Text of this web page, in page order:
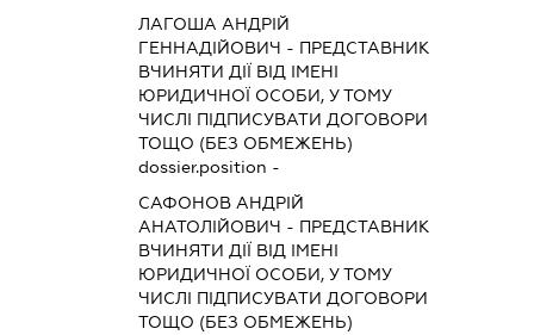
ЛАГОША АНДРІЙ
ГЕННАДІЙОВИЧ - ПРЕДСТАВНИК
ВЧИНЯТИ ДІЇ ВІД ІМЕНІ
ЮРИДИЧНОЇ ОСОБИ, У ТОМУ
ЧИСЛІ ПІДПИСУВАТИ ДОГОВОРИ
ТОЩО (БЕЗ ОБМЕЖЕНЬ)
dossier.position -
САФОНОВ АНДРІЙ
АНАТОЛІЙОВИЧ - ПРЕДСТАВНИК
ВЧИНЯТИ ДІЇ ВІД ІМЕНІ
ЮРИДИЧНОЇ ОСОБИ, У ТОМУ
ЧИСЛІ ПІДПИСУВАТИ ДОГОВОРИ
ТОЩО (БЕЗ ОБМЕЖЕНЬ)